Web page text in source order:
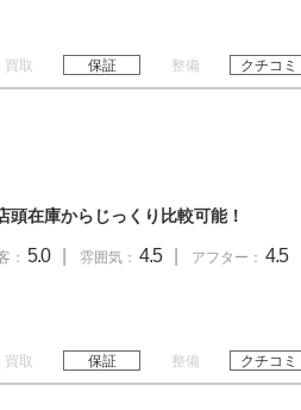
買取 保証 整備 クチコミ
在庫からじっくり比較可能！
： 5.0 雰囲気： 4.5 アフター： 4.5
買取 保証 整備 クチコミ